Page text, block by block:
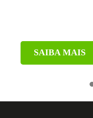
SAIBA MAIS